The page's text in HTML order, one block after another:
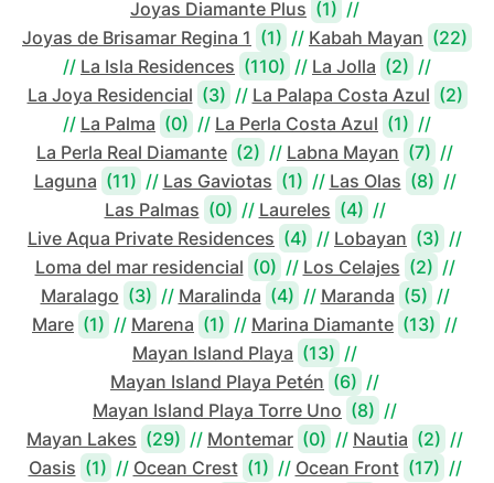
Joyas Diamante Plus (1) //
Joyas de Brisamar Regina 1 (1) // Kabah Mayan (22)
// La Isla Residences (110) // La Jolla (2) //
La Joya Residencial (3) // La Palapa Costa Azul (2)
// La Palma (0) // La Perla Costa Azul (1) //
La Perla Real Diamante (2) // Labna Mayan (7) //
Laguna (11) // Las Gaviotas (1) // Las Olas (8) //
Las Palmas (0) // Laureles (4) //
Live Aqua Private Residences (4) // Lobayan (3) //
Loma del mar residencial (0) // Los Celajes (2) //
Maralago (3) // Maralinda (4) // Maranda (5) //
Mare (1) // Marena (1) // Marina Diamante (13) //
Mayan Island Playa (13) //
Mayan Island Playa Petén (6) //
Mayan Island Playa Torre Uno (8) //
Mayan Lakes (29) // Montemar (0) // Nautia (2) //
Oasis (1) // Ocean Crest (1) // Ocean Front (17) //